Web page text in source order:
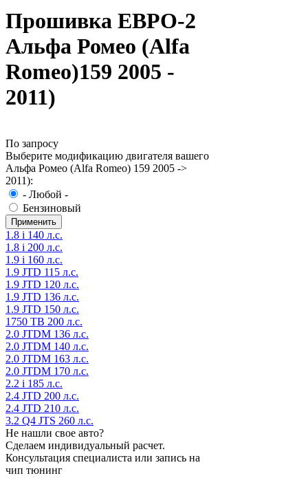
Прошивка ЕВРО-2
Альфа Ромео (Alfa
Romeo)159 2005 -
2011)
По запросу
Выберите модификацию двигателя вашего
Альфа Ромео (Alfa Romeo) 159 2005 ->
2011):
- Любой -
Бензиновый
1.8 i 140 л.с.
1.8 i 200 л.с.
1.9 i 160 л.с.
1.9 JTD 115 л.с.
1.9 JTD 120 л.с.
1.9 JTD 136 л.с.
1.9 JTD 150 л.с.
1750 TB 200 л.с.
2.0 JTDM 136 л.с.
2.0 JTDM 140 л.с.
2.0 JTDM 163 л.с.
2.0 JTDM 170 л.с.
2.2 i 185 л.с.
2.4 JTD 200 л.с.
2.4 JTD 210 л.с.
3.2 Q4 JTS 260 л.с.
Не нашли свое авто?
Сделаем индивидуальный расчет.
Консультация специалиста или запись на
чип тюнинг